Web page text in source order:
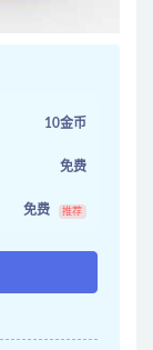
10金币
免费
免费 推荐